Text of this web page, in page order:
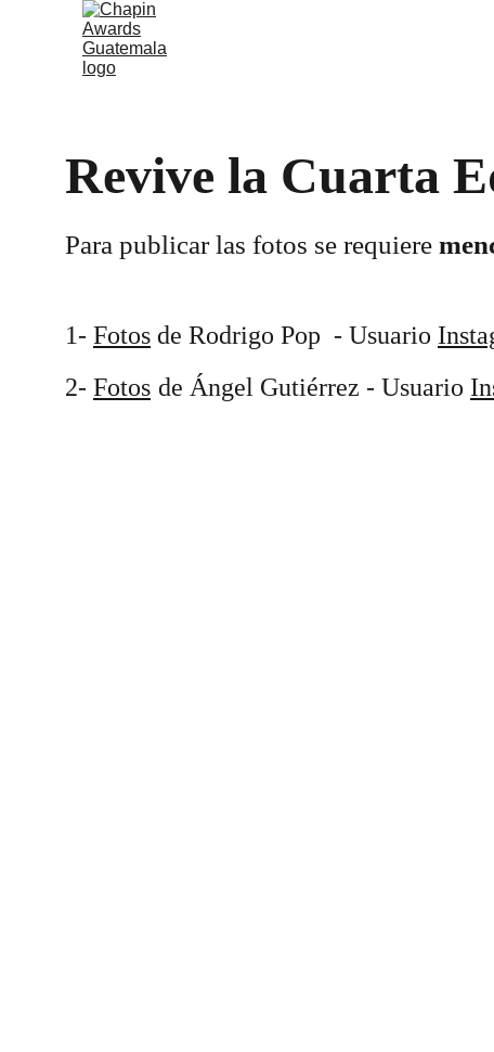
Revive la Cuarta
Para publicar las fotos se requiere
2- Fotos de Ángel Gutiérrez - Usuario
1- Fotos de Rodrigo Pop  - Usuario